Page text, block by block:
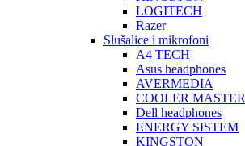
LOGITECH
Razer
Slušalice i mikrofoni
A4 TECH
Asus headphones
AVERMEDIA
COOLER MASTER
Dell headphones
ENERGY SISTEM
KINGSTON